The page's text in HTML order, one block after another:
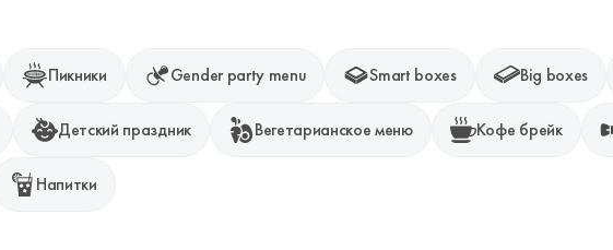
Пикники Gender party menu Smart boxes Big boxes
Детский праздник Вегетарианское меню Кофе брейк
Напитки